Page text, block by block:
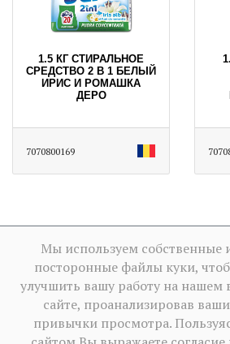
1.5 КГ СТИРАЛЬНОЕ
СРЕДСТВО 2 В 1 БЕЛЫЙ
ИРИС И РОМАШКА
ДЕРО
7070800169
Мы используем собственные
посторонные файлы куки,
улучшить вашу работу на нашем
сайте, проанализировав ваши
привычки просмотра.